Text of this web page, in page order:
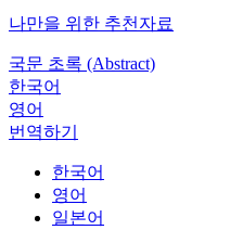
나만을 위한 추천자료
국문 초록 (Abstract)
한국어
영어
번역하기
한국어
영어
일본어